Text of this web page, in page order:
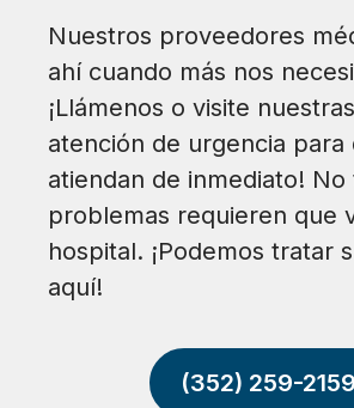
Nuestros proveedores
ahí cuando más nos
¡Llámenos o visite
atención de urgencia para
atiendan de inmediato! No
problemas requieren que
hospital. ¡Podemos tratar
aquí!
(352) 259-2159